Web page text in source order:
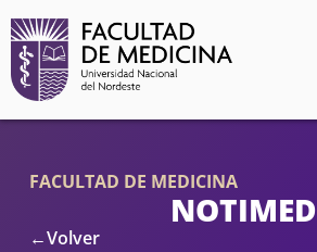
FACULTAD DE MEDICINA
NOTIMED
←Volver